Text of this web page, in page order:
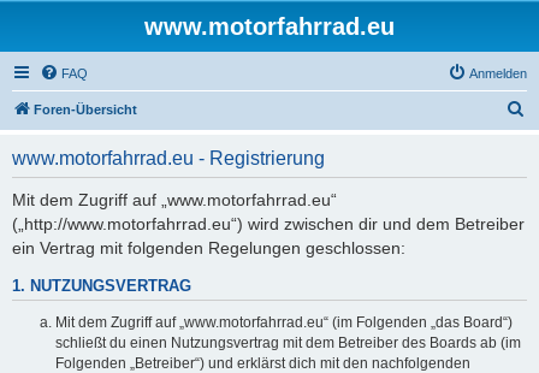
www.motorfahrrad.eu
FAQ Anmelden
Foren-Übersicht
www.motorfahrrad.eu - Registrierung
Mit dem Zugriff auf „www.motorfahrrad.eu“
(„http://www.motorfahrrad.eu“) wird zwischen dir und dem Betreiber
ein Vertrag mit folgenden Regelungen geschlossen:
1. NUTZUNGSVERTRAG
Mit dem Zugriff auf „www.motorfahrrad.eu“ (im Folgenden „das Board“)
schließt du einen Nutzungsvertrag mit dem Betreiber des Boards ab (im
Folgenden „Betreiber“) und erklärst dich mit den nachfolgenden